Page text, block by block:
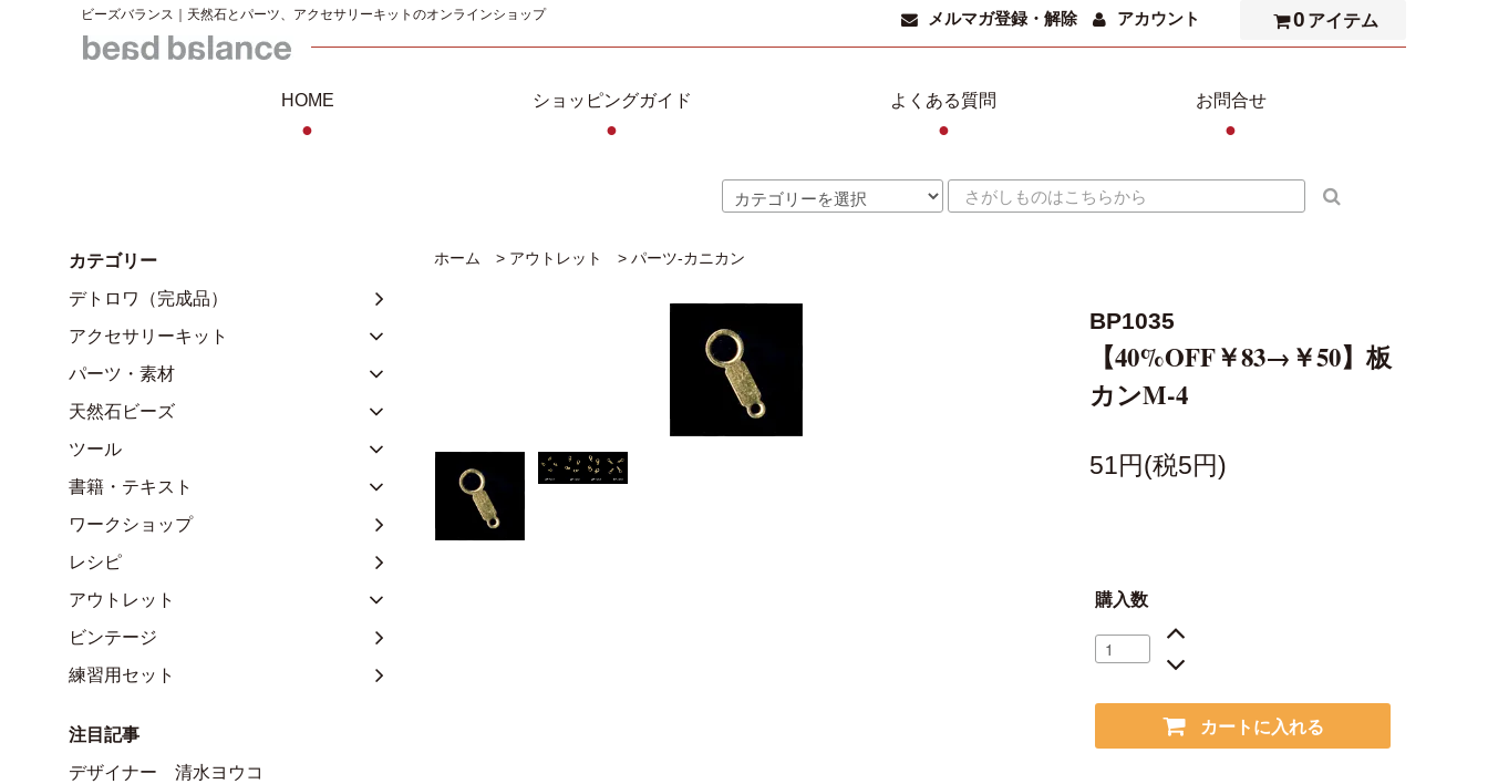
ビーズバランス｜天然石とパーツ、アクセサリーキットのオンラインショップ メルマガ登録・解除 アカウント 0 アイテム
HOME
●
ショッピングガイド
●
よくある質問
●
お問合せ
●
ホーム > アウトレット > パーツ-カニカン
BP1035
【40%OFF￥83→￥50】板
カンM-4
51円(税5円)
購入数
カートに入れる
カテゴリー
デトロワ（完成品）
アクセサリーキット
パーツ・素材
天然石ビーズ
ツール
書籍・テキスト
ワークショップ
レシピ
アウトレット
ビンテージ
練習用セット
注目記事
デザイナー 清水ヨウコ